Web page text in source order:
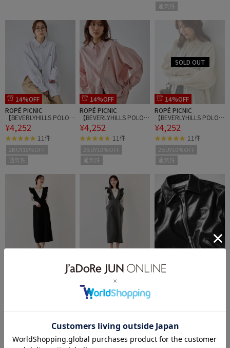
通気性
14%OFF
ROPÉ PICNIC
【BEVERLYHILLS POLO C
LUB・一部店舗限定】ス
トライプビッグシルエッ
トシャツ
¥4,252
11件
2BUY10%OFF
通気性
14%OFF
ROPÉ PICNIC
【BEVERLYHILLS POLO C
LUB・一部店舗限定】ス
トライプビッグシルエッ
トシャツ
¥4,252
11件
2BUY10%OFF
通気性
14%OFF
ROPÉ PICNIC
【BEVERLYHILLS POLO C
LUB・一部店舗限定】ス
トライプビッグシルエッ
トシャツ
¥4,252
11件
2BUY10%OFF
通気性
フリルサスジャンスカ
JAYRO
フリルサスジャンスカ
イージーケア
ADAM ET ROPÉ HOMME
ラムレザー ジップアップ